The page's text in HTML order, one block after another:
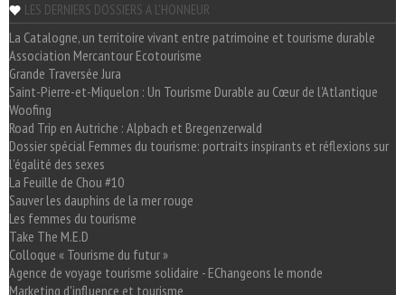
LES DERNIERS DOSSIERS A L'HONNEUR
La Catalogne, un territoire vivant entre patrimoine et tourisme durable
Association Mercantour Ecotourisme
Grande Traversée Jura
Saint-Pierre-et-Miquelon : Un Tourisme Durable au Cœur de l'Atlantique
Woofing
Road Trip en Autriche : Alpbach et Bregenzerwald
Dossier spécial Femmes du tourisme: portraits inspirants et réflexions sur
l'égalité des sexes
La Feuille de Chou #10
Sauver les dauphins de la mer rouge
Les femmes du tourisme
Take The M.E.D
Colloque « Tourisme du futur »
Agence de voyage tourisme solidaire - EChangeons le monde
Marketing d'influence et tourisme